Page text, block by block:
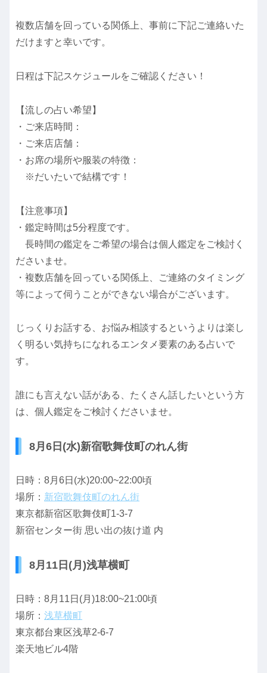
複数店舗を回っている関係上、事前に下記ご連絡いた
だけますと幸いです。
日程は下記スケジュールをご確認ください！
【流しの占い希望】
・ご来店時間：
・ご来店店舗：
・お席の場所や服装の特徴：
※だいたいで結構です！
【注意事項】
・鑑定時間は5分程度です。
長時間の鑑定をご希望の場合は個人鑑定をご検討く
ださいませ。
・複数店舗を回っている関係上、ご連絡のタイミング
等によって伺うことができない場合がございます。
じっくりお話する、お悩み相談するというよりは楽し
く明るい気持ちになれるエンタメ要素のある占いで
す。
誰にも言えない話がある、たくさん話したいという方
は、個人鑑定をご検討くださいませ。
8月6日(水)新宿歌舞伎町のれん街
日時：8月6日(水)20:00~22:00頃
場所： 新宿歌舞伎町のれん街
東京都新宿区歌舞伎町1-3-7
新宿センター街 思い出の抜け道 内
8月11日(月)浅草横町
日時：8月11日(月)18:00~21:00頃
場所： 浅草横町
東京都台東区浅草2-6-7
楽天地ビル4階